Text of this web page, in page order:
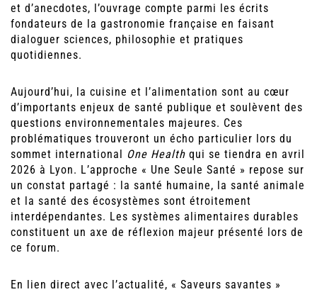
et d’anecdotes, l’ouvrage compte parmi les écrits
fondateurs de la gastronomie française en faisant
dialoguer sciences, philosophie et pratiques
quotidiennes.
Aujourd’hui, la cuisine et l’alimentation sont au cœur
d’importants enjeux de santé publique et soulèvent des
questions environnementales majeures. Ces
problématiques trouveront un écho particulier lors du
sommet international One Health qui se tiendra en avril
2026 à Lyon. L’approche « Une Seule Santé » repose sur
un constat partagé : la santé humaine, la santé animale
et la santé des écosystèmes sont étroitement
interdépendantes. Les systèmes alimentaires durables
constituent un axe de réflexion majeur présenté lors de
ce forum.
En lien direct avec l’actualité, « Saveurs savantes »